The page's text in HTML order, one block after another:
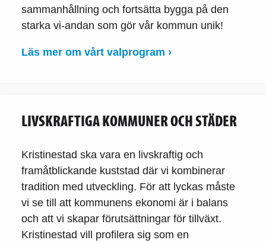
sammanhållning och fortsätta bygga på den
starka vi-andan som gör vår kommun unik!
Läs mer om vårt valprogram ›
LIVSKRAFTIGA KOMMUNER OCH STÄDER
Kristinestad ska vara en livskraftig och
framåtblickande kuststad där vi kombinerar
tradition med utveckling. För att lyckas måste
vi se till att kommunens ekonomi är i balans
och att vi skapar förutsättningar för tillväxt.
Kristinestad vill profilera sig som en